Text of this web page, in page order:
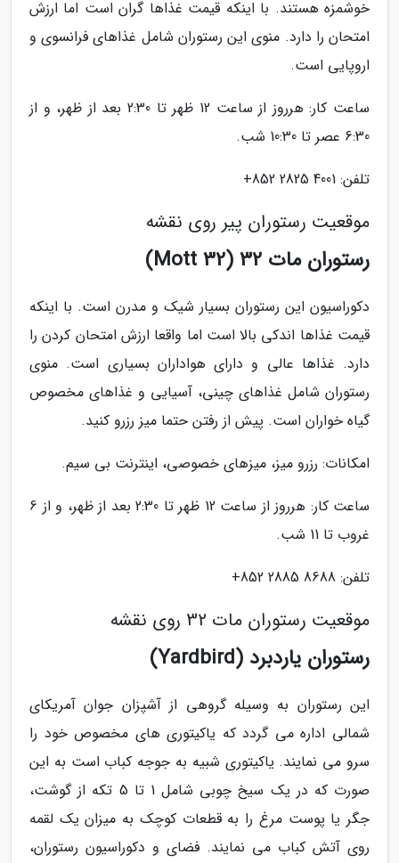
خوشمزه هستند. با اینکه قیمت غذاها گران است اما ارزش
امتحان را دارد. منوی این رستوران شامل غذاهای فرانسوی و
اروپایی است.
ساعت کار: هرروز از ساعت 12 ظهر تا 2:30 بعد از ظهر، و از
6:30 عصر تا 10:30 شب.
تلفن: 4001 2825 852+
موقعیت رستوران پیر روی نقشه
رستوران مات 32 (Mott 32)
دکوراسیون این رستوران بسیار شیک و مدرن است. با اینکه
قیمت غذاها اندکی بالا است اما واقعا ارزش امتحان کردن را
دارد. غذاها عالی و دارای هواداران بسیاری است. منوی
رستوران شامل غذاهای چینی، آسیایی و غذاهای مخصوص
گیاه خواران است. پیش از رفتن حتما میز رزرو کنید.
امکانات: رزرو میز، میزهای خصوصی، اینترنت بی سیم.
ساعت کار: هرروز از ساعت 12 ظهر تا 2:30 بعد از ظهر، و از 6
غروب تا 11 شب.
تلفن: 8688 2885 852+
موقعیت رستوران مات 32 روی نقشه
رستوران یاردبرد (Yardbird)
این رستوران به وسیله گروهی از آشپزان جوان آمریکای
شمالی اداره می گردد که یاکیتوری های مخصوص خود را
سرو می نمایند. یاکیتوری شبیه به جوجه کباب است به این
صورت که در یک سیخ چوبی شامل 1 تا 5 تکه از گوشت،
جگر یا پوست مرغ را به قطعات کوچک به میزان یک لقمه
روی آتش کباب می نمایند. فضای و دکوراسیون رستوران،